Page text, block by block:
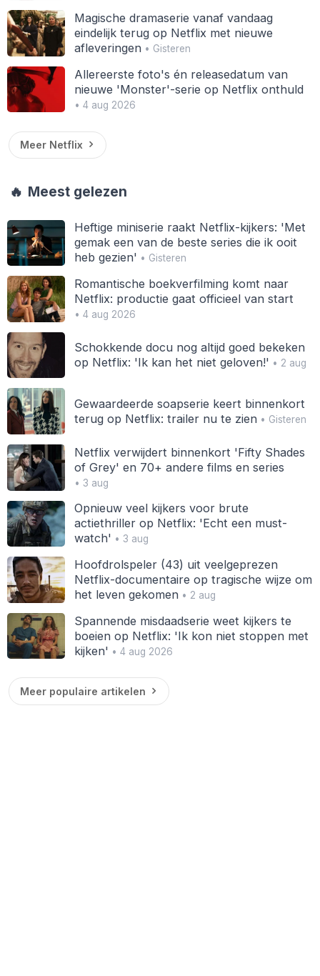
Magische dramaserie vanaf vandaag
eindelijk terug op Netflix met nieuwe
afleveringen• Gisteren
Allereerste foto's én releasedatum van
nieuwe 'Monster'-serie op Netflix onthuld
• 4 aug 2026
Meer Netflix
🔥 Meest gelezen
Heftige miniserie raakt Netflix-kijkers: 'Met
gemak een van de beste series die ik ooit
heb gezien' • Gisteren
Romantische boekverfilming komt naar
Netflix: productie gaat officieel van start
• 4 aug 2026
Schokkende docu nog altijd goed bekeken
op Netflix: 'Ik kan het niet geloven!' • 2 aug
Gewaardeerde soapserie keert binnenkort
terug op Netflix: trailer nu te zien• Gisteren
Netflix verwijdert binnenkort 'Fifty Shades
of Grey' en 70+ andere films en series
• 3 aug
Opnieuw veel kijkers voor brute
actiethriller op Netflix: 'Echt een must-
watch' • 3 aug
Hoofdrolspeler (43) uit veelgeprezen
Netflix-documentaire op tragische wijze om
het leven gekomen• 2 aug
Spannende misdaadserie weet kijkers te
boeien op Netflix: 'Ik kon niet stoppen met
kijken' • 4 aug 2026
Meer populaire artikelen